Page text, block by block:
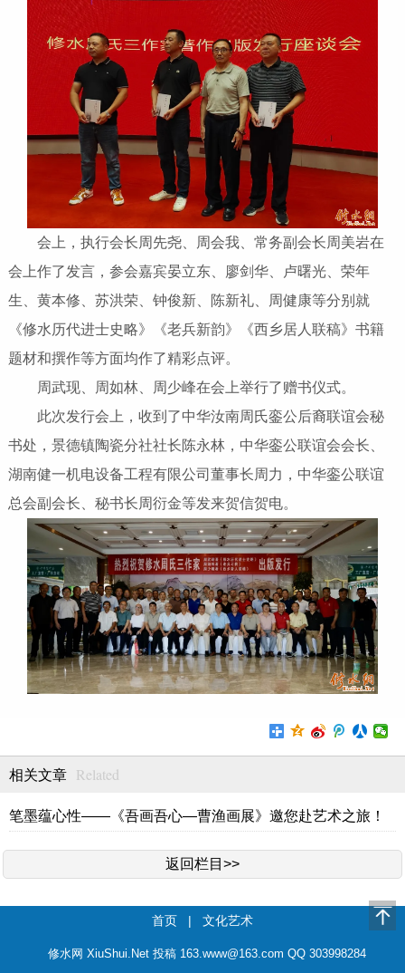
会上，执行会长周先尧、周会我、常务副会长周美岩在
会上作了发言，参会嘉宾晏立东、廖剑华、卢曙光、荣年
生、黄本修、苏洪荣、钟俊新、陈新礼、周健康等分别就
《修水历代进士史略》《老兵新韵》《西乡居人联稿》书籍
题材和撰作等方面均作了精彩点评。
周武现、周如林、周少峰在会上举行了赠书仪式。
此次发行会上，收到了中华汝南周氏銮公后裔联谊会秘
书处，景德镇陶瓷分社社长陈永林，中华銮公联谊会会长、
湖南健一机电设备工程有限公司董事长周力，中华銮公联谊
总会副会长、秘书长周衍金等发来贺信贺电。
相关文章 Related
笔墨蕴心性——《吾画吾心—曹渔画展》邀您赴艺术之旅！
返回栏目>>
首页 | 文化艺术
修水网 XiuShui.Net 投稿 163.www@163.com QQ 303998284